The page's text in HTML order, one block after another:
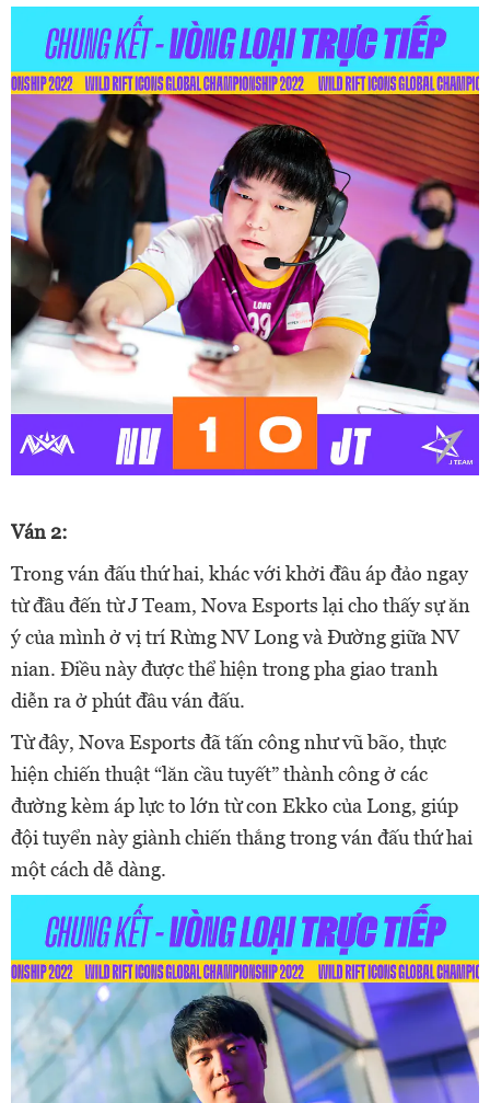
Ván 2:
Trong ván đấu thứ hai, khác với khởi đầu áp đảo ngay
từ đầu đến từ J Team, Nova Esports lại cho thấy sự ăn
ý của mình ở vị trí Rừng NV Long và Đường giữa NV
nian. Điều này được thể hiện trong pha giao tranh
diễn ra ở phút đầu ván đấu.
Từ đây, Nova Esports đã tấn công như vũ bão, thực
hiện chiến thuật “lăn cầu tuyết” thành công ở các
đường kèm áp lực to lớn từ con Ekko của Long, giúp
đội tuyển này giành chiến thắng trong ván đấu thứ hai
một cách dễ dàng.